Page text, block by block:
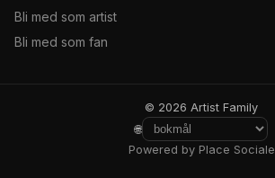
Bli med som artist
Bli med som fan
© 2026 Artist Family
🌐
Powered by Place Sociale